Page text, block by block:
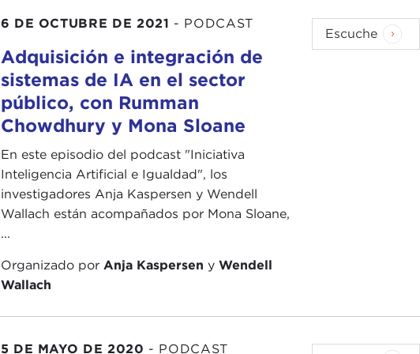
6 DE OCTUBRE DE 2021 - PODCAST
Adquisición e integración de
sistemas de IA en el sector
público, con Rumman
Chowdhury y Mona Sloane
En este episodio del podcast "Iniciativa
Inteligencia Artificial e Igualdad", los
investigadores Anja Kaspersen y Wendell
Wallach están acompañados por Mona Sloane,
...
Organizado por Anja Kaspersen y Wendell
Wallach
Escuche
5 DE MAYO DE 2020 - PODCAST